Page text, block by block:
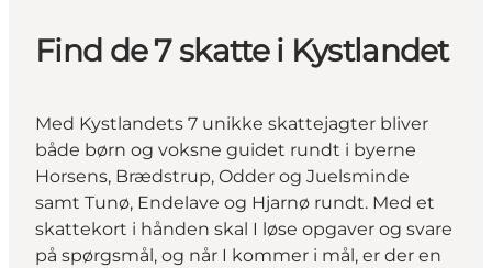
Find de 7 skatte i Kystlandet
Med Kystlandets 7 unikke skattejagter bliver
både børn og voksne guidet rundt i byerne
Horsens, Brædstrup, Odder og Juelsminde
samt Tunø, Endelave og Hjarnø rundt. Med et
skattekort i hånden skal I løse opgaver og svare
på spørgsmål, og når I kommer i mål, er der en